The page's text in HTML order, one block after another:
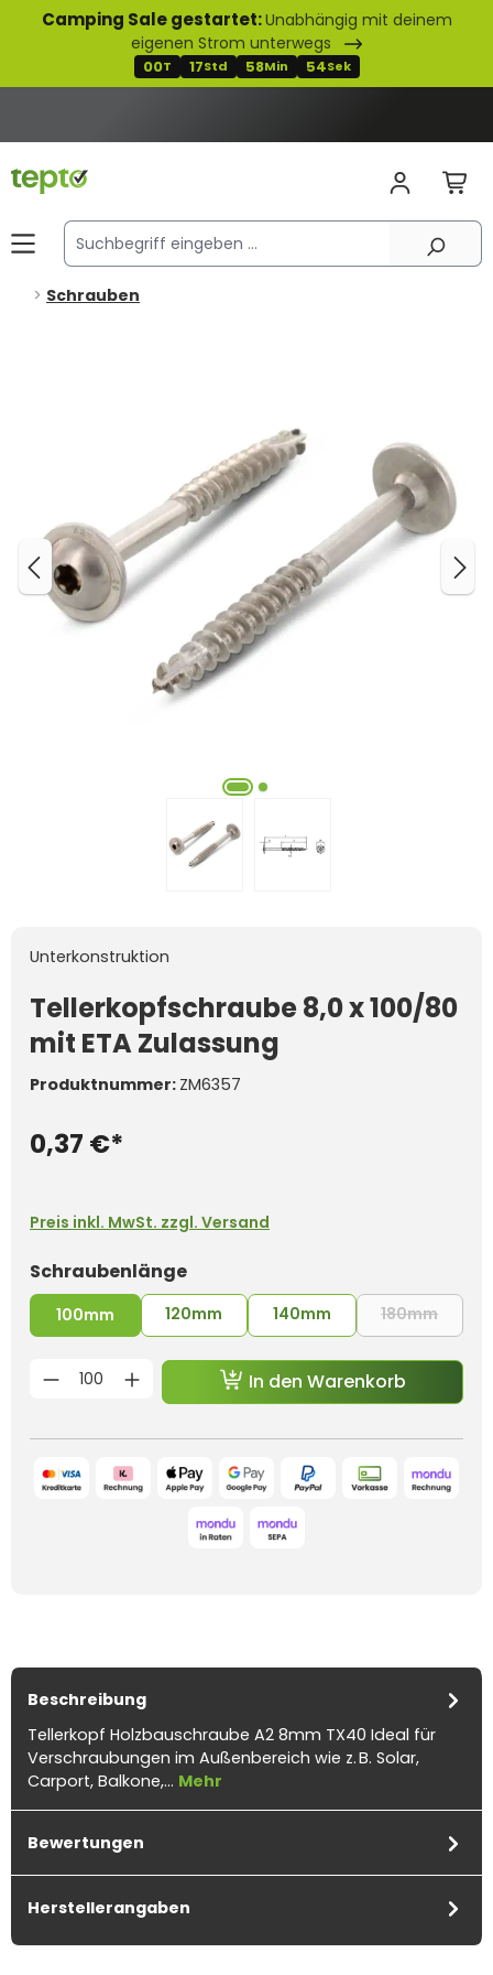
springen
Camping Sale gestartet:Unabhängig mit deinem
eigenen Strom unterwegs
00T 17Std 58Min 54Sek
Schrauben
Unterkonstruktion
Tellerkopfschraube 8,0 x 100/80
mit ETA Zulassung
Produktnummer: ZM6357
0,37 €*
Preis inkl. MwSt. zzgl. Versand
Schraubenlängeauswählen
100mm 120mm 140mm 180mm(Diese
Produkt Anzahl: Gib den
In den Warenkorb
Beschreibung
Tellerkopf Holzbauschraube A2 8mm TX40 Ideal für
Verschraubungen im Außenbereich wie z. B. Solar,
Carport, Balkone,… Mehr
Bewertungen
Herstellerangaben